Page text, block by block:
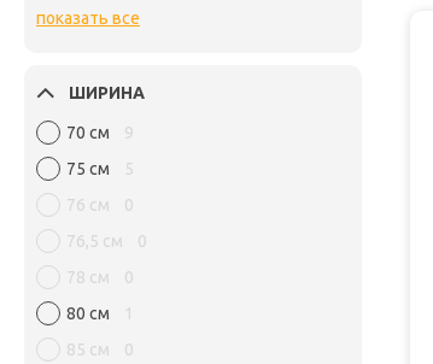
показать все
ШИРИНА
70 см
9
75 см
5
76 см
0
76,5 см
0
78 см
0
80 см
1
85 см
0